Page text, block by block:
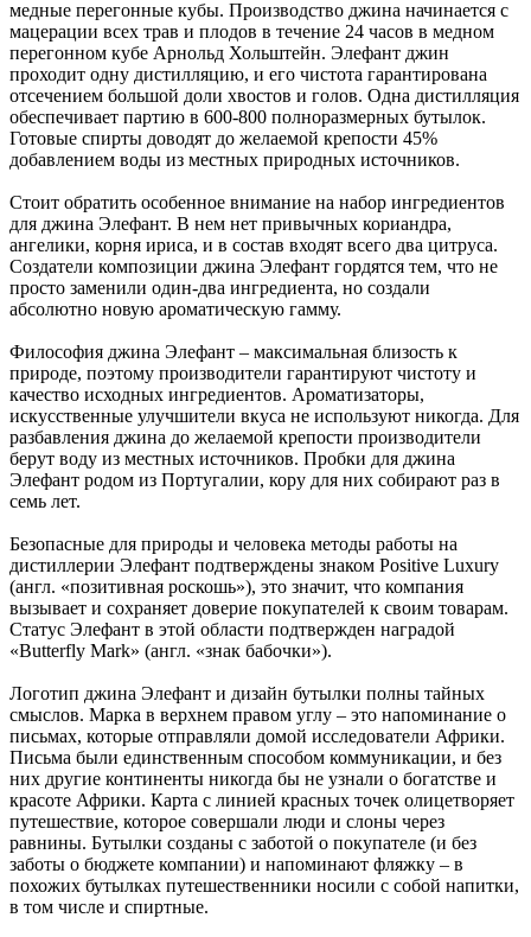
медные перегонные кубы. Производство джина начинается с
мацерации всех трав и плодов в течение 24 часов в медном
перегонном кубе Арнольд Хольштейн. Элефант джин
проходит одну дистилляцию, и его чистота гарантирована
отсечением большой доли хвостов и голов. Одна дистилляция
обеспечивает партию в 600-800 полноразмерных бутылок.
Готовые спирты доводят до желаемой крепости 45%
добавлением воды из местных природных источников.
Стоит обратить особенное внимание на набор ингредиентов
для джина Элефант. В нем нет привычных кориандра,
ангелики, корня ириса, и в состав входят всего два цитруса.
Создатели композиции джина Элефант гордятся тем, что не
просто заменили один-два ингредиента, но создали
абсолютно новую ароматическую гамму.
Философия джина Элефант – максимальная близость к
природе, поэтому производители гарантируют чистоту и
качество исходных ингредиентов. Ароматизаторы,
искусственные улучшители вкуса не используют никогда. Для
разбавления джина до желаемой крепости производители
берут воду из местных источников. Пробки для джина
Элефант родом из Португалии, кору для них собирают раз в
семь лет.
Безопасные для природы и человека методы работы на
дистиллерии Элефант подтверждены знаком Positive Luxury
(англ. «позитивная роскошь»), это значит, что компания
вызывает и сохраняет доверие покупателей к своим товарам.
Статус Элефант в этой области подтвержден наградой
«Butterfly Mark» (англ. «знак бабочки»).
Логотип джина Элефант и дизайн бутылки полны тайных
смыслов. Марка в верхнем правом углу – это напоминание о
письмах, которые отправляли домой исследователи Африки.
Письма были единственным способом коммуникации, и без
них другие континенты никогда бы не узнали о богатстве и
красоте Африки. Карта с линией красных точек олицетворяет
путешествие, которое совершали люди и слоны через
равнины. Бутылки созданы с заботой о покупателе (и без
заботы о бюджете компании) и напоминают фляжку – в
похожих бутылках путешественники носили с собой напитки,
в том числе и спиртные.